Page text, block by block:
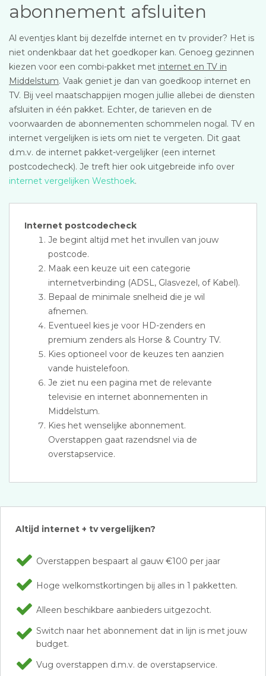
abonnement afsluiten
Al eventjes klant bij dezelfde internet en tv provider? Het is
niet ondenkbaar dat het goedkoper kan. Genoeg gezinnen
kiezen voor een combi-pakket met internet en TV in
Middelstum. Vaak geniet je dan van goedkoop internet en
TV. Bij veel maatschappijen mogen jullie allebei de diensten
afsluiten in één pakket. Echter, de tarieven en de
voorwaarden de abonnementen schommelen nogal. TV en
internet vergelijken is iets om niet te vergeten. Dit gaat
d.m.v. de internet pakket-vergelijker (een internet
postcodecheck). Je treft hier ook uitgebreide info over
internet vergelijken Westhoek.
Internet postcodecheck
Je begint altijd met het invullen van jouw
postcode.
Maak een keuze uit een categorie
internetverbinding (ADSL, Glasvezel, of Kabel).
Bepaal de minimale snelheid die je wil
afnemen.
Eventueel kies je voor HD-zenders en
premium zenders als Horse & Country TV.
Kies optioneel voor de keuzes ten aanzien
vande huistelefoon.
Je ziet nu een pagina met de relevante
televisie en internet abonnementen in
Middelstum.
Kies het wenselijke abonnement.
Overstappen gaat razendsnel via de
overstapservice.
Altijd internet + tv vergelijken?
Overstappen bespaart al gauw €100 per jaar
Hoge welkomstkortingen bij alles in 1 pakketten.
Alleen beschikbare aanbieders uitgezocht.
Switch naar het abonnement dat in lijn is met jouw
budget.
Vug overstappen d.m.v. de overstapservice.